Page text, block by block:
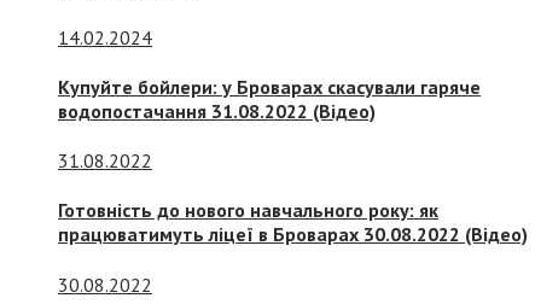
14.02.2024
Купуйте бойлери: у Броварах скасували гаряче
водопостачання 31.08.2022 (Відео)
31.08.2022
Готовність до нового навчального року: як
працюватимуть ліцеї в Броварах 30.08.2022 (Відео)
30.08.2022